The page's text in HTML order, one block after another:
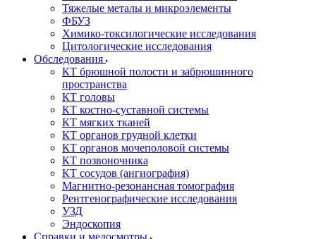
Тяжелые металы и микроэлементы
ФБУЗ
Химико-токсилогические исследования
Цитологические исследования
Обследования
КТ брюшной полости и забрюшинного
пространства
КТ головы
КТ костно-суставной системы
КТ мягких тканей
КТ органов грудной клетки
КТ органов мочеполовой системы
КТ позвоночника
КТ сосудов (ангиография)
Магнитно-резонансная томография
Рентгенографические исследования
УЗД
Эндоскопия
Справки и медосмотры